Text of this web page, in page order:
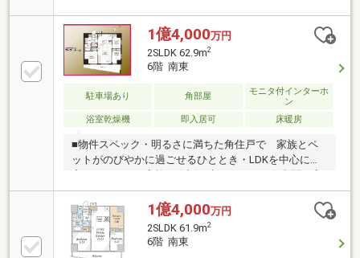
房新規交換(LD) ・トイレ交換 ・給湯器新規交
換 ・エアコン新規交換(LDK) 等・全居室二重サッ
シ新規設置～アフターサービス延長保証あり～お引き
渡し後に発生した対象設備の故障についての修理・交
換保証期間が通常２年のところ、５年に延長可能！
（※諸条件あり）詳細は担当者までお問合せくださ
い！＝マンション設備＝エレベーター/防犯カメラ/オ
ートロック/宅配ボックス24時間ゴミ出し可/モニター
付きインターホン 等
1億4,000万円
2SLDK 62.9m2
6階 南東
駐車場あり 角部屋
モニタ付インターホ
ン
浴室乾燥機
即入居可 床暖房
■物件スペック・明るさに満ちた角住戸で 家族とペ
ットがのびやかに過ごせるひととき・LDKを中心に各
室へつながり 家族の会話が生まれやすい住空間・家
具・エアコン・照明が整い 家族とペットですぐに心
地よく始める新生活■立地・保育園徒歩5分、小学校徒
歩10分圏内 子育てに寄り添うロケーションです・
「エキュート」「マルイ」「アトレ」を使い分け 暮
らしに寄り添う買い物環境■共用部・オートロック、
1億4,000万円
2SLDK 61.9m2
6階 南東